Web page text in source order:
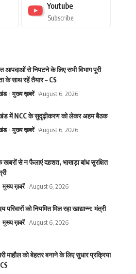
Youtube
Subscribe
आपदाओं से निपटने के लिए सभी विभाग पूरी
के साथ रहें तैयार – CS
मुख्य ख़बरें August 6, 2026
में NCC के सुदृढ़ीकरण को लेकर अहम बैठक
मुख्य ख़बरें August 6, 2026
खबरों से न फैलाएं दहशत, भाखड़ा बांध सुरक्षित
मुख्य ख़बरें August 6, 2026
परिवारों को नियमित मिल रहा खाद्यान्न: मंत्री
मुख्य ख़बरें August 6, 2026
माहौल को बेहतर बनाने के लिए सुधार प्रक्रिया